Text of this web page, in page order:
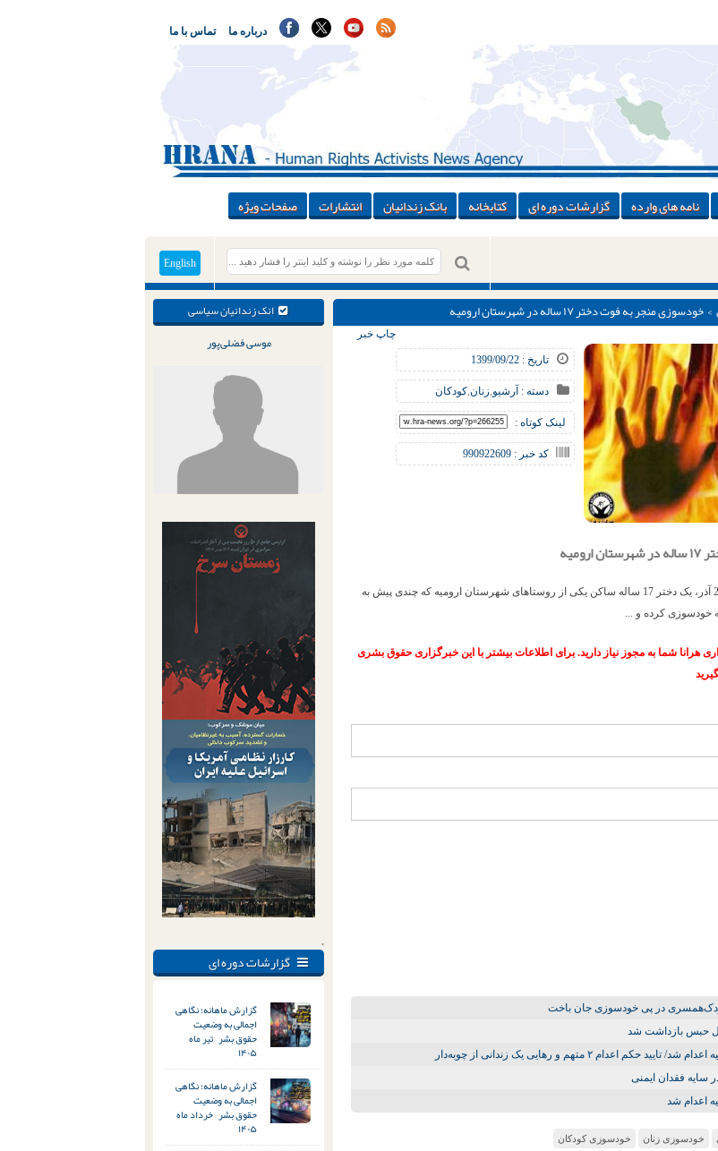
تماس با ما درباره ما
نامه های وارده گزارشات دوره ای کتابخانه بانک زندانیان انتشارات صفحات ویژه
English
انک زندانیان سیاسی
موسی فضلی‌پور
.
گزارشات دوره ای
گزارش ماهانه؛ نگاهی
اجمالی به وضعیت
حقوق بشر – تیر ماه
۱۴۰۵
گزارش ماهانه؛ نگاهی
اجمالی به وضعیت
حقوق بشر – خرداد ماه
۱۴۰۵
> خودسوزی منجر به فوت دختر ۱۷ ساله در شهرستان ارومیه
تاریخ : 1399/09/22
دسته : آرشیو,زنان,کودکان
لینک کوتاه :
کد خبر : 990922609
چاپ خبر
خبرگزاری هرانا - امروز شنبه 22 آذر، یک دختر 17 ساله ساکن یکی از روستاهای شهرستان ارومیه که چندی پیش به
خودسوزی کرده و ...
هرانا شما به مجوز نیاز دارید. برای اطلاعات بیشتر با این خبرگزاری حقوق بشری
حبس بازداشت شد
اعدام ۲ متهم و رهایی یک زندانی از چوبه‌دار
سایه فقدان ایمنی
اعدام شد
خودسوزی زنان خودسوزی کودکان